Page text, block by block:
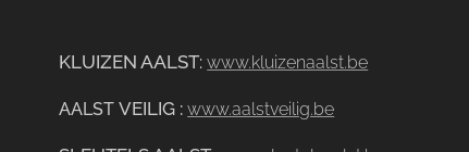
KLUIZEN AALST:www.kluizenaalst.be
AALST VEILIG : www.aalstveilig.be